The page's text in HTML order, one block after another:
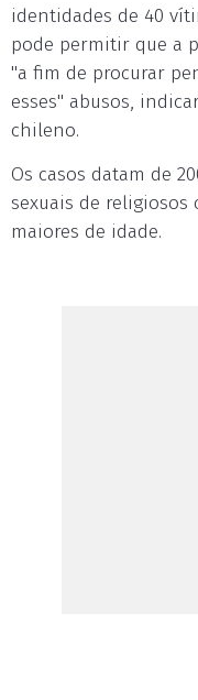
identidades de 40
pode permitir que a
"a fim de procurar
esses" abusos,
chileno.
Os casos datam de
sexuais de religiosos
maiores de idade.